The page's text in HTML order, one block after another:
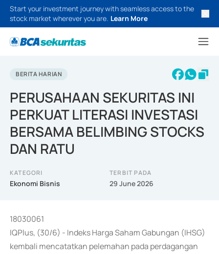
Start your investment journey with seamless access to the
stock market wherever you are. Learn More
BERITA HARIAN
PERUSAHAAN SEKURITAS INI
PERKUAT LITERASI INVESTASI
BERSAMA BELIMBING STOCKS
DAN RATU
KATEGORI
Ekonomi Bisnis
TERBIT PADA
29 June 2026
18030061
IQPlus, (30/6) - Indeks Harga Saham Gabungan (IHSG)
kembali mencatatkan pelemahan pada perdagangan